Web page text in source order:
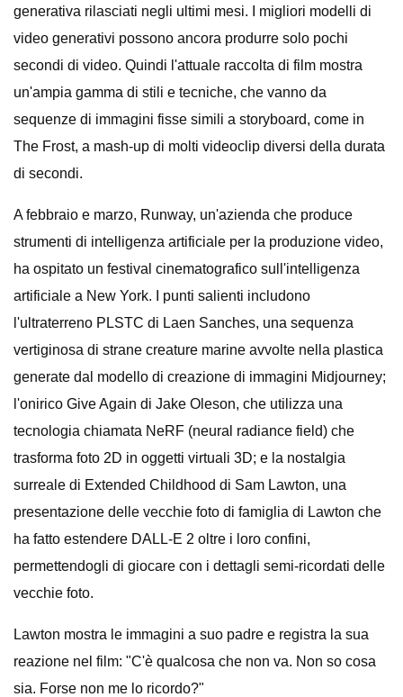
generativa rilasciati negli ultimi mesi. I migliori modelli di
video generativi possono ancora produrre solo pochi
secondi di video. Quindi l'attuale raccolta di film mostra
un'ampia gamma di stili e tecniche, che vanno da
sequenze di immagini fisse simili a storyboard, come in
The Frost, a mash-up di molti videoclip diversi della durata
di secondi.
A febbraio e marzo, Runway, un'azienda che produce
strumenti di intelligenza artificiale per la produzione video,
ha ospitato un festival cinematografico sull'intelligenza
artificiale a New York. I punti salienti includono
l'ultraterreno PLSTC di Laen Sanches, una sequenza
vertiginosa di strane creature marine avvolte nella plastica
generate dal modello di creazione di immagini Midjourney;
l'onirico Give Again di Jake Oleson, che utilizza una
tecnologia chiamata NeRF (neural radiance field) che
trasforma foto 2D in oggetti virtuali 3D; e la nostalgia
surreale di Extended Childhood di Sam Lawton, una
presentazione delle vecchie foto di famiglia di Lawton che
ha fatto estendere DALL-E 2 oltre i loro confini,
permettendogli di giocare con i dettagli semi-ricordati delle
vecchie foto.
Lawton mostra le immagini a suo padre e registra la sua
reazione nel film: "C'è qualcosa che non va. Non so cosa
sia. Forse non me lo ricordo?"